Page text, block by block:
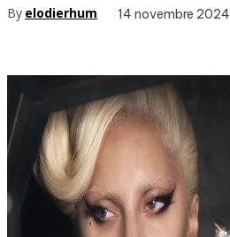
By elodierhum 14 novembre 2024